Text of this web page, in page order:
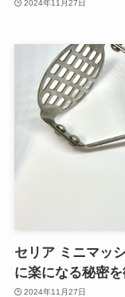
2024年11月27日
セリア ミニマッ
に楽になる秘密を
2024年11月27日